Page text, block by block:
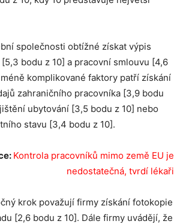
společnosti obtížné získat výpis
bodu z 10] a pracovní smlouvu [4,6
komplikované faktory patří získání
zahraničního pracovníka [3,9 bodu
ubytování [3,5 bodu z 10] nebo
stavu [3,4 bodu z 10].
Kontrola pracovníků mimo země EU je
nedostatečná, tvrdí lékaři
krok považují firmy získání fotokopie
[2,6 bodu z 10]. Dále firmy uvádějí, že